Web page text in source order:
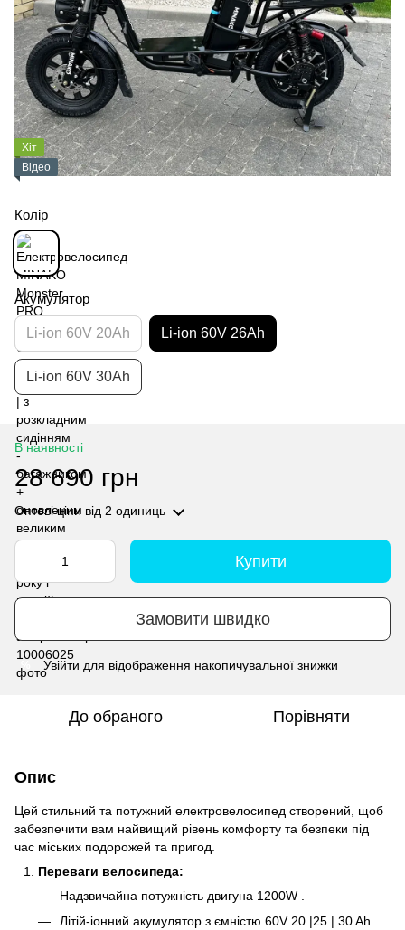
Хіт
Відео
Колір
Акумулятор
Li-ion 60V 20Ah Li-ion 60V 26Ah
Li-ion 60V 30Ah
В наявності
28 690 грн
Оптові ціни від 2 одиниць
Купити
Замовити швидко
Увійти для відображення накопичувальної знижки
До обраного Порівняти
Опис
Цей стильний та потужний електровелосипед створений, щоб
забезпечити вам найвищий рівень комфорту та безпеки під
час міських подорожей та пригод.
Переваги велосипеда:
Надзвичайна потужність двигуна 1200W .
Літій-іонний акумулятор з ємністю 60V 20 |25 | 30 Ah